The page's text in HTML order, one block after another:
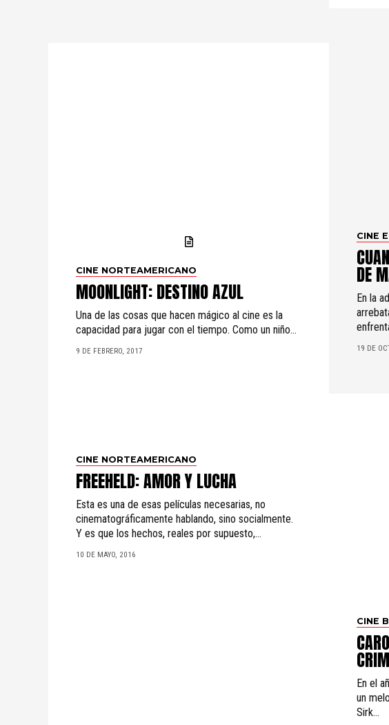
CINE NORTEAMERICANO
MOONLIGHT: DESTINO AZUL
Una de las cosas que hacen mágico al cine es la
capacidad para jugar con el tiempo. Como un niño...
9 DE FEBRERO, 2017
CINE
DE
En la
19 DE
CINE NORTEAMERICANO
FREEHELD: AMOR Y LUCHA
Esta es una de esas películas necesarias, no
cinematográficamente hablando, sino socialmente.
Y es que los hechos, reales por supuesto,...
10 DE MAYO, 2016
CINE
En el
un
Sirk...